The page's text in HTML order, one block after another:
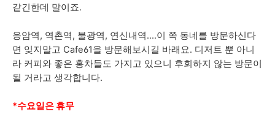
같긴한데 말이죠.
응암역, 역촌역, 불광역, 연신내역....이 쪽 동네를 방문하신다
면 잊지말고 Cafe61을 방문해보시길 바래요. 디저트 뿐 아니
라 커피와 좋은 홍차들도 가지고 있으니 후회하지 않는 방문이
될 거라고 생각합니다.
*수요일은 휴무